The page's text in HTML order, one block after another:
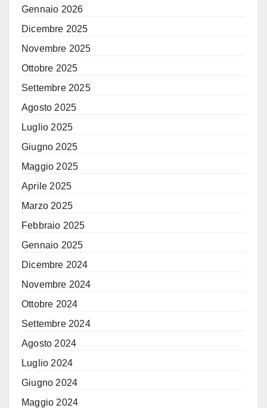
Gennaio 2026
Dicembre 2025
Novembre 2025
Ottobre 2025
Settembre 2025
Agosto 2025
Luglio 2025
Giugno 2025
Maggio 2025
Aprile 2025
Marzo 2025
Febbraio 2025
Gennaio 2025
Dicembre 2024
Novembre 2024
Ottobre 2024
Settembre 2024
Agosto 2024
Luglio 2024
Giugno 2024
Maggio 2024